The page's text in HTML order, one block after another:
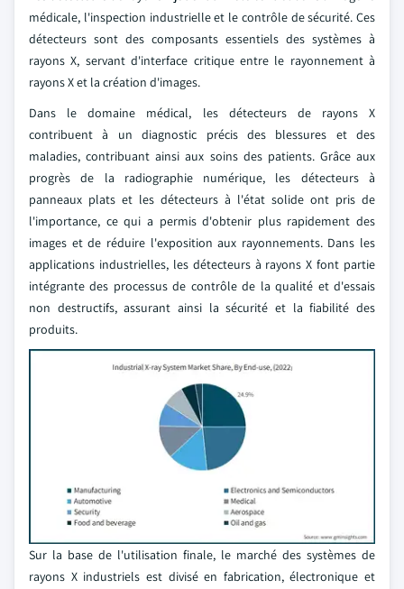
médicale, l'inspection industrielle et le contrôle de sécurité. Ces
détecteurs sont des composants essentiels des systèmes à
rayons X, servant d'interface critique entre le rayonnement à
rayons X et la création d'images.
Dans le domaine médical, les détecteurs de rayons X
contribuent à un diagnostic précis des blessures et des
maladies, contribuant ainsi aux soins des patients. Grâce aux
progrès de la radiographie numérique, les détecteurs à
panneaux plats et les détecteurs à l'état solide ont pris de
l'importance, ce qui a permis d'obtenir plus rapidement des
images et de réduire l'exposition aux rayonnements. Dans les
applications industrielles, les détecteurs à rayons X font partie
intégrante des processus de contrôle de la qualité et d'essais
non destructifs, assurant ainsi la sécurité et la fiabilité des
produits.
Sur la base de l'utilisation finale, le marché des systèmes de
rayons X industriels est divisé en fabrication, électronique et